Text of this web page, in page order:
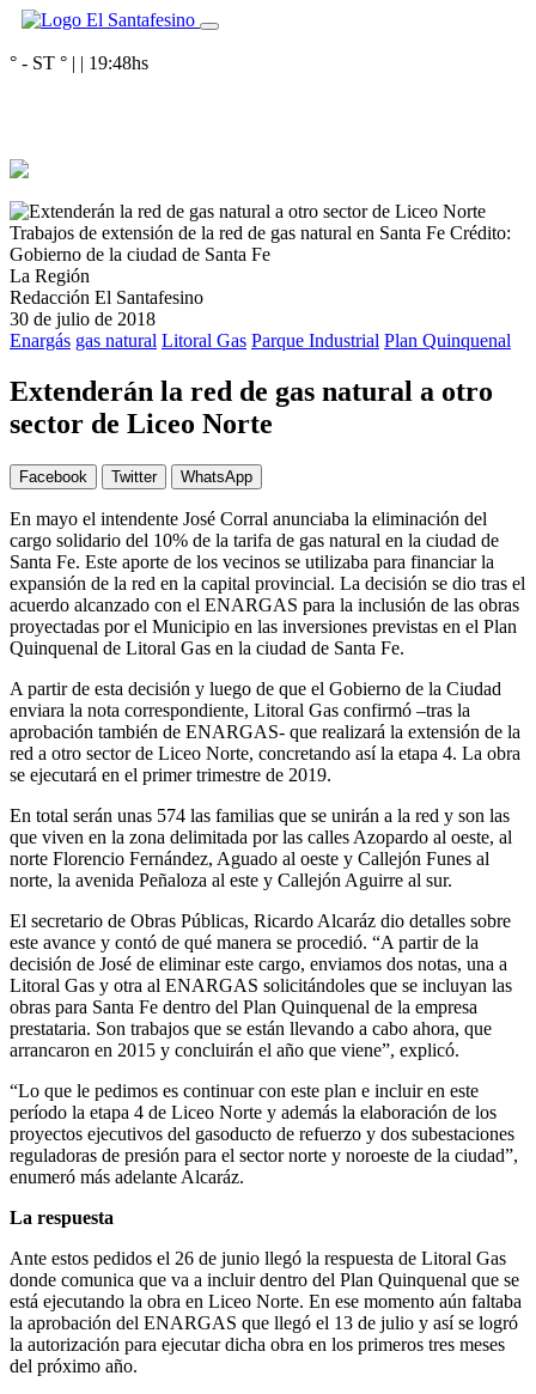
° - ST ° | | 19:48hs
Trabajos de extensión de la red de gas natural en Santa Fe Crédito:
Gobierno de la ciudad de Santa Fe
La Región
Redacción El Santafesino
30 de julio de 2018
Enargás gas natural Litoral Gas Parque Industrial Plan Quinquenal
Extenderán la red de gas natural a otro
sector de Liceo Norte
Facebook Twitter WhatsApp
En mayo el intendente José Corral anunciaba la eliminación del
cargo solidario del 10% de la tarifa de gas natural en la ciudad de
Santa Fe. Este aporte de los vecinos se utilizaba para financiar la
expansión de la red en la capital provincial. La decisión se dio tras el
acuerdo alcanzado con el ENARGAS para la inclusión de las obras
proyectadas por el Municipio en las inversiones previstas en el Plan
Quinquenal de Litoral Gas en la ciudad de Santa Fe.
A partir de esta decisión y luego de que el Gobierno de la Ciudad
enviara la nota correspondiente, Litoral Gas confirmó –tras la
aprobación también de ENARGAS- que realizará la extensión de la
red a otro sector de Liceo Norte, concretando así la etapa 4. La obra
se ejecutará en el primer trimestre de 2019.
En total serán unas 574 las familias que se unirán a la red y son las
que viven en la zona delimitada por las calles Azopardo al oeste, al
norte Florencio Fernández, Aguado al oeste y Callejón Funes al
norte, la avenida Peñaloza al este y Callejón Aguirre al sur.
El secretario de Obras Públicas, Ricardo Alcaráz dio detalles sobre
este avance y contó de qué manera se procedió. “A partir de la
decisión de José de eliminar este cargo, enviamos dos notas, una a
Litoral Gas y otra al ENARGAS solicitándoles que se incluyan las
obras para Santa Fe dentro del Plan Quinquenal de la empresa
prestataria. Son trabajos que se están llevando a cabo ahora, que
arrancaron en 2015 y concluirán el año que viene”, explicó.
“Lo que le pedimos es continuar con este plan e incluir en este
período la etapa 4 de Liceo Norte y además la elaboración de los
proyectos ejecutivos del gasoducto de refuerzo y dos subestaciones
reguladoras de presión para el sector norte y noroeste de la ciudad”,
enumeró más adelante Alcaráz.
La respuesta
Ante estos pedidos el 26 de junio llegó la respuesta de Litoral Gas
donde comunica que va a incluir dentro del Plan Quinquenal que se
está ejecutando la obra en Liceo Norte. En ese momento aún faltaba
la aprobación del ENARGAS que llegó el 13 de julio y así se logró
la autorización para ejecutar dicha obra en los primeros tres meses
del próximo año.